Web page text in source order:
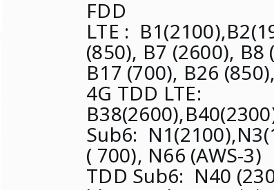
FDD
LTE :
(850), B7 (2600), B8
B17 (700), B26
4G TDD LTE:
Sub6:
( 700), N66 (AWS-3)
TDD Sub6: N40